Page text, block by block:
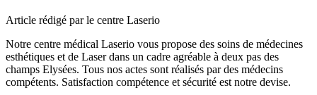
Article rédigé par le centre Laserio
Notre centre médical Laserio vous propose des soins de médecines
esthétiques et de Laser dans un cadre agréable à deux pas des
champs Elysées. Tous nos actes sont réalisés par des médecins
compétents. Satisfaction compétence et sécurité est notre devise.